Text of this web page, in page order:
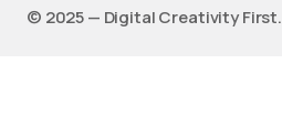
©️ 2025 — Digital Creativity First.